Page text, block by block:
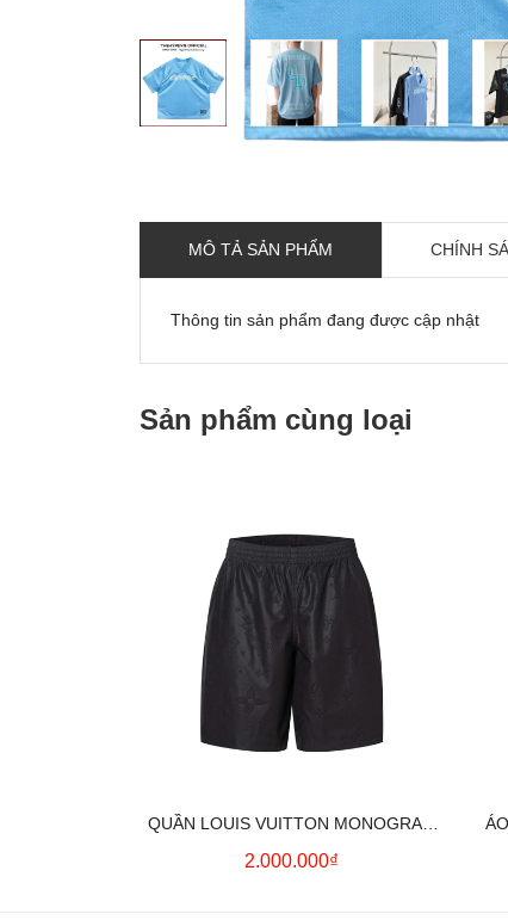
MÔ TẢ SẢN PHẨM CHÍNH
Thông tin sản phẩm đang được cập nhật
Sản phẩm cùng loại
QUẦN LOUIS VUITTON MONOGRAM
MOIRE JACQUARD SILK SHORTS IN
2.000.000₫